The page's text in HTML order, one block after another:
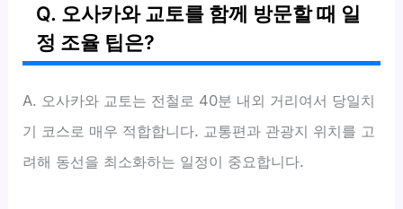
Q. 오사카와 교토를 함께 방문할 때 일
정 조율 팁은?
A. 오사카와 교토는 전철로 40분 내외 거리여서 당일치
기 코스로 매우 적합합니다. 교통편과 관광지 위치를 고
려해 동선을 최소화하는 일정이 중요합니다.